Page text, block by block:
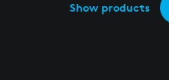
Show products